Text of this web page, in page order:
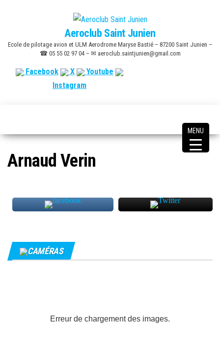
content
Aeroclub Saint Junien
Ecole de pilotage avion et ULM Aerodrome Maryse Bastié – 87200 Saint Junien –
☎ 05 55 02 97 04 – ✉ aeroclub.saintjunien@gmail.com
Facebook X
Youtube
Instagram
Arnaud Verin
CAMÉRAS
Erreur de chargement des images.
MENU